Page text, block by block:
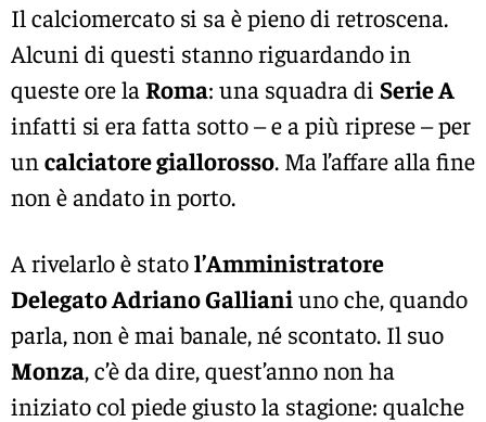
Il calciomercato si sa è pieno di retroscena.
Alcuni di questi stanno riguardando in
queste ore la Roma: una squadra di Serie A
infatti si era fatta sotto – e a più riprese – per
un calciatore giallorosso. Ma l’affare alla fine
non è andato in porto.
A rivelarlo è statol’Amministratore
Delegato Adriano Gallianiuno che, quando
parla, non è mai banale, né scontato. Il suo
Monza, c’è da dire, quest’anno non ha
iniziato col piede giusto la stagione: qualche